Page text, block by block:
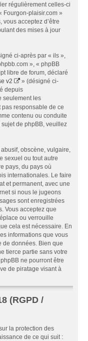
régulièrement celles-ci
Fourgon-plaisir.com »
acceptez d’être
des mises à jour
ci-après par « ils »,
», « phpBB
libre de forum, déclaré
v2
» (désigné ci-
depuis
seulement les
pas responsable de ce
contenu ou conduite
de phpBB, veuillez
obscène, vulgaire,
sexuel ou tout autre
pays, du pays où
internationales. Le faire
et permanent, avec une
si nous le jugeons
sont enregistrées
Vous acceptez que
ou verrouille
cela est nécessaire. En
informations que vous
de données. Bien que
tierce partie sans votre
ne pourront être
de piratage visant à
(RGPD /
la protection des
de ce qui suit :